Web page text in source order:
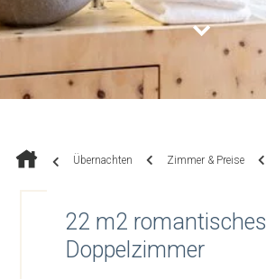
Übernachten Zimmer & Preise
22 m2 romantisches
Doppelzimmer